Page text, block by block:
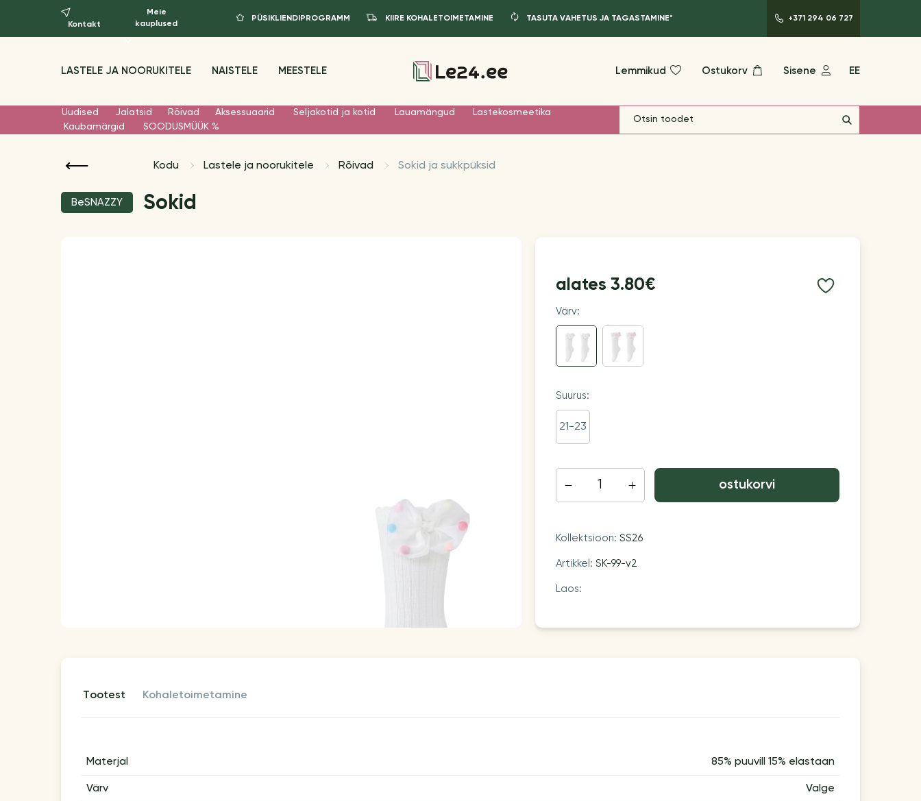
Kontakt
Meie
kauplused
PÜSIKLIENDIPROGRAMM KIIRE KOHALETOIMETAMINE TASUTA VAHETUS JA TAGASTAMINE* +371 294 06 727
LASTELE JA NOORUKITELE NAISTELE MEESTELE Lemmikud Ostukorv Sisene EE
Uudised Jalatsid Rõivad Aksessuaarid Seljakotid ja kotid Lauamängud
Lastekosmeetika
Kaubamärgid
SOODUSMÜÜK %
Kodu Lastele ja noorukitele Rõivad Sokid ja sukkpüksid
BeSNAZZY Sokid
alates 3.80€
Värv:
Suurus:
21-23
ostukorvi
Kollektsioon: SS26
Artikkel: SK-99-v2
Laos:
tootest kohaletoimetamine
Materjal 85% puuvill 15% elastaan
Värv Valge